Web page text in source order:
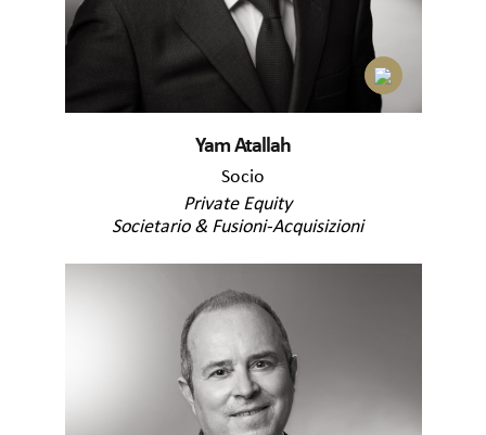
Yam Atallah
Socio
Private Equity
Societario & Fusioni-Acquisizioni